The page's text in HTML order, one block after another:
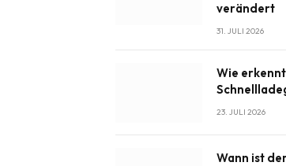
verändert
31. JULI 2026
Wie
23. JULI 2026
Wann ist